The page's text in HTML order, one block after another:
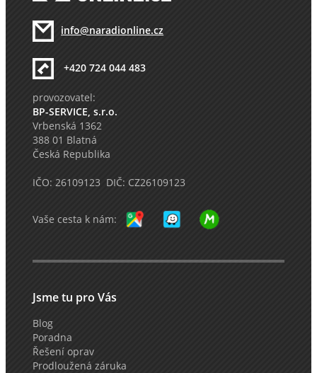
info@naradionline.cz
+420 724 044 483
provozovatel:
BP-SERVICE, s.r.o.
Vrbenská 1362
388 01 Blatná
Česká Republika
IČO: 26109123 DIČ: CZ26109123
Vaše cesta k nám:
Jsme tu pro Vás
Blog
Poradna
Řešení oprav
Prodloužená záruka